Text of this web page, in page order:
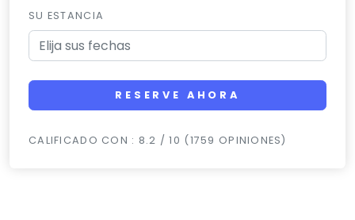
SU ESTANCIA
RESERVE AHORA
CALIFICADO CON : 8.2 / 10 (1759 OPINIONES)